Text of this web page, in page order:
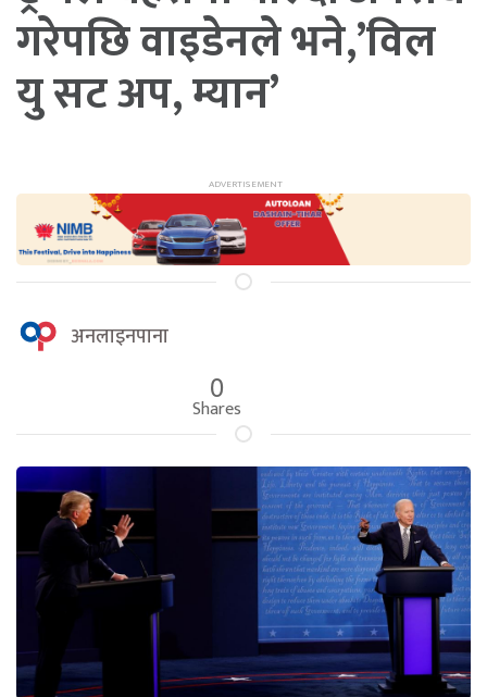
गरेपछि वाइडेनले भने,’विल
यु सट अप, म्यान’
अनलाइनपाना
0
Shares